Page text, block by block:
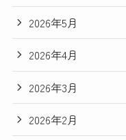
2026年5月
2026年4月
2026年3月
2026年2月